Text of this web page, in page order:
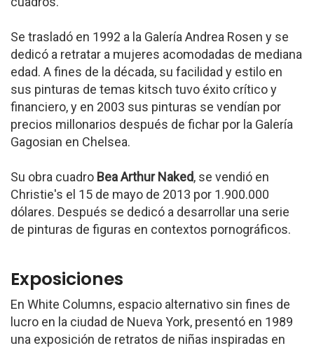
Se trasladó en 1992 a la Galería Andrea Rosen y se
dedicó a retratar a mujeres acomodadas de mediana
edad. A fines de la década, su facilidad y estilo en
sus pinturas de temas kitsch tuvo éxito crítico y
financiero, y en 2003 sus pinturas se vendían por
precios millonarios después de fichar por la Galería
Gagosian en Chelsea.
Su obra cuadro Bea Arthur Naked, se vendió en
Christie's el 15 de mayo de 2013 por 1.900.000
dólares. Después se dedicó a desarrollar una serie
de pinturas de figuras en contextos pornográficos.
Exposiciones
En White Columns, espacio alternativo sin fines de
lucro en la ciudad de Nueva York, presentó en 1989
una exposición de retratos de niñas inspiradas en